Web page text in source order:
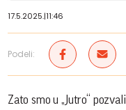
17.5.2025.|11:46
Podeli:
Zato smo u „Jutro“ pozvali